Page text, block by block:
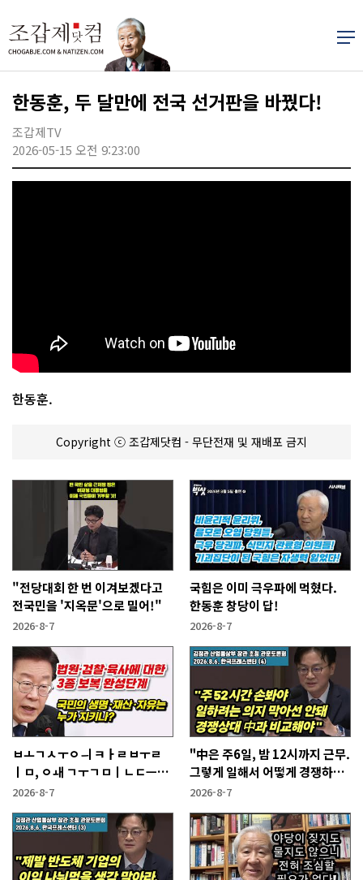
한동훈, 두 달만에 전국 선거판을 바꿨다!
조갑제TV
2026-05-15 오전 9:23:00
한동훈.
Copyright ⓒ 조갑제닷컴 - 무단전재 및 재배포 금지
"전당대회 한 번 이겨보겠다고
전국민을 '지옥문'으로 밀어!"
2026-8-7
국힘은 이미 극우파에 먹혔다.
한동훈 창당이 답!
2026-8-7
ㅂㅗㄱㅅㅜㅇㅢ ㅋㅏㄹㅂㅜㄹ
ㅣㅁ, ㅇㅙ ㄱㅜㄱㅁㅣㄴㄷㅡㄹ
ㅇㅣ ㄷㅏㅇㅎㅐㅇㅑ ㅎㅏㄴㅏ?
2026-8-7
"中은 주6일, 밤 12시까지 근무.
그렇게 일해서 어떻게 경쟁하냐
반문하더라"
2026-8-7